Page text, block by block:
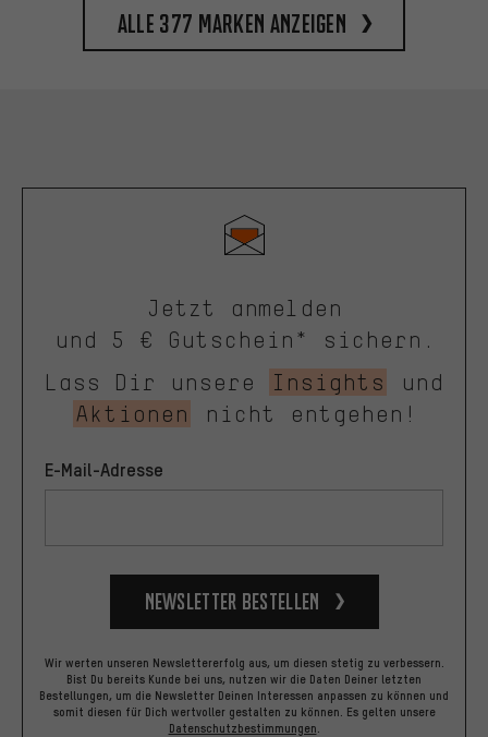
Alle 377 Marken anzeigen
Jetzt anmelden
und 5 € Gutschein* sichern.
Lass Dir unsere
Insights
und
Aktionen
nicht entgehen!
E-Mail-Adresse
Newsletter bestellen
Wir werten unseren Newslettererfolg aus, um diesen stetig zu verbessern.
Bist Du bereits Kunde bei uns, nutzen wir die Daten Deiner letzten
Bestellungen, um die Newsletter Deinen Interessen anpassen zu können und
somit diesen für Dich wertvoller gestalten zu können. Es gelten unsere
Datenschutzbestimmungen.